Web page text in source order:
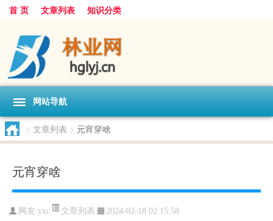
首 页 文章列表 知识分类
网站导航
> 文章列表 > 元宵穿啥
元宵穿啥
网友:yxc 文章列表 2024-02-18 02:15:58